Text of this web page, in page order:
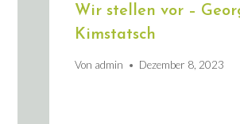
Wir stellen vor –
Kimstatsch
Von admin Dezember 8, 2023